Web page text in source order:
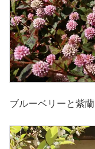
ブルーベリーと紫蘭